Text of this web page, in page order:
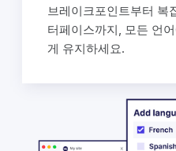
브레이크포인트부터 복
터페이스까지, 모든 언
게 유지하세요.